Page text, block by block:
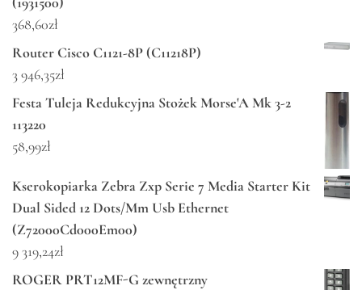
368,60zł
Router Cisco C1121-8P (C11218P)
3 946,35zł
Festa Tuleja Redukcyjna Stożek Morse'A Mk 3-2
113220
58,99zł
Kserokopiarka Zebra Zxp Serie 7 Media Starter Kit
Dual Sided 12 Dots/Mm Usb Ethernet
(Z72000Cd000Em00)
9 319,24zł
ROGER PRT12MF-G zewnętrzny